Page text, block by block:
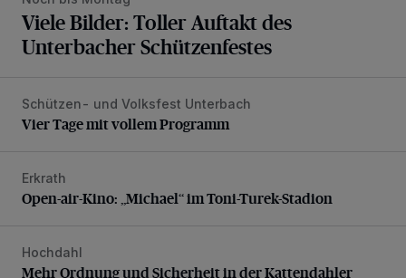
Viele Bilder: Toller Auftakt des
Unterbacher Schützenfestes
Vier Tage mit vollem Programm
Schützen- und Volksfest Unterbach
Vier Tage mit vollem Programm
Open-air-Kino: „Michael“ im Toni-Turek-Stadion
Erkrath
Open-air-Kino: „Michael“ im Toni-Turek-Stadion
Mehr Ordnung und Sicherheit in der Kattendahler Straße
Hochdahl
Mehr Ordnung und Sicherheit in der Kattendahler